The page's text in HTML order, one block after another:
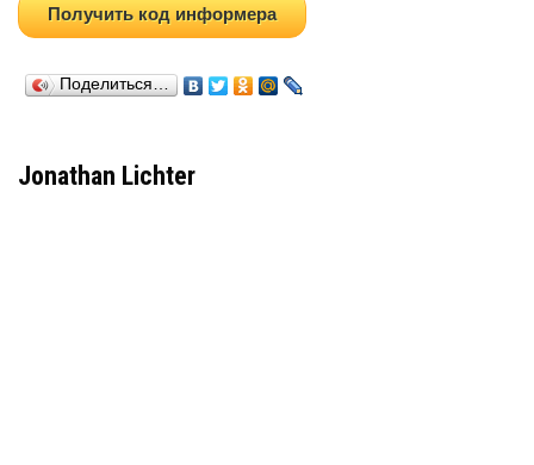
Получить код информера
Поделиться…
Jonathan Lichter